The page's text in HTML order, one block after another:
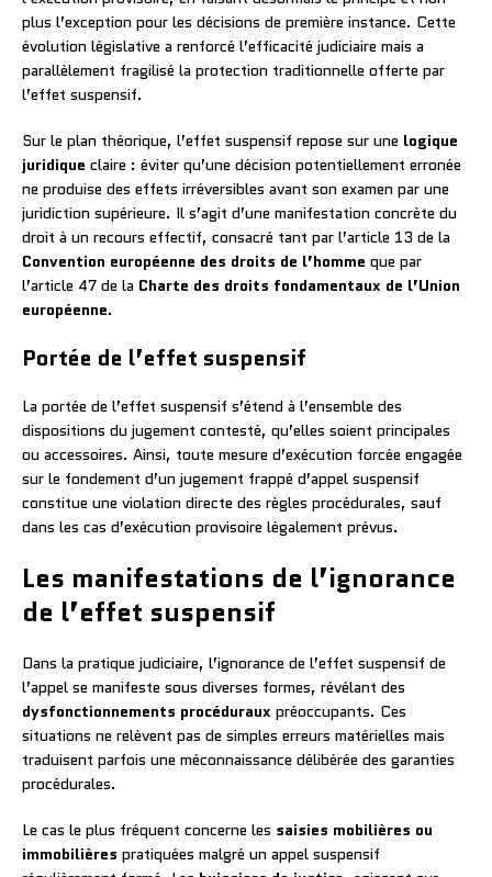
plus l’exception pour les décisions de première instance. Cette
évolution législative a renforcé l’efficacité judiciaire mais a
parallèlement fragilisé la protection traditionnelle offerte par
l’effet suspensif.
Sur le plan théorique, l’effet suspensif repose sur une logique
juridique claire : éviter qu’une décision potentiellement erronée
ne produise des effets irréversibles avant son examen par une
juridiction supérieure. Il s’agit d’une manifestation concrète du
droit à un recours effectif, consacré tant par l’article 13 de la
Convention européenne des droits de l’homme que par
l’article 47 de la Charte des droits fondamentaux de l’Union
européenne.
Portée de l’effet suspensif
La portée de l’effet suspensif s’étend à l’ensemble des
dispositions du jugement contesté, qu’elles soient principales
ou accessoires. Ainsi, toute mesure d’exécution forcée engagée
sur le fondement d’un jugement frappé d’appel suspensif
constitue une violation directe des règles procédurales, sauf
dans les cas d’exécution provisoire légalement prévus.
Les manifestations de l’ignorance
de l’effet suspensif
Dans la pratique judiciaire, l’ignorance de l’effet suspensif de
l’appel se manifeste sous diverses formes, révélant des
dysfonctionnements procéduraux préoccupants. Ces
situations ne relèvent pas de simples erreurs matérielles mais
traduisent parfois une méconnaissance délibérée des garanties
procédurales.
Le cas le plus fréquent concerne les saisies mobilières ou
immobilières pratiquées malgré un appel suspensif